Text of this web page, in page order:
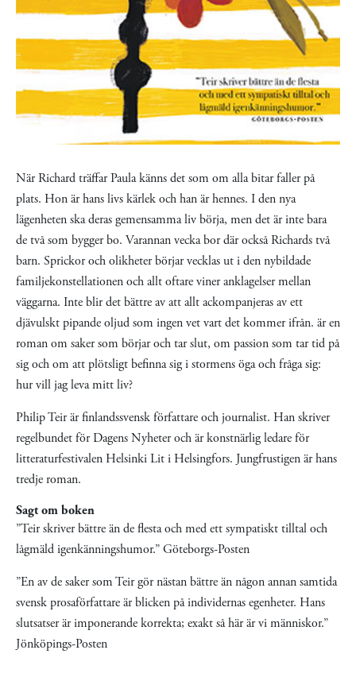
När Richard träffar Paula känns det som om alla bitar faller på
plats. Hon är hans livs kärlek och han är hennes. I den nya
lägenheten ska deras gemensamma liv börja, men det är inte bara
de två som bygger bo. Varannan vecka bor där också Richards två
barn. Sprickor och olikheter börjar vecklas ut i den nybildade
familjekonstellationen och allt oftare viner anklagelser mellan
väggarna. Inte blir det bättre av att allt ackompanjeras av ett
djävulskt pipande oljud som ingen vet vart det kommer ifrån. är en
roman om saker som börjar och tar slut, om passion som tar tid på
sig och om att plötsligt befinna sig i stormens öga och fråga sig:
hur vill jag leva mitt liv?
Philip Teir är finlandssvensk författare och journalist. Han skriver
regelbundet för Dagens Nyheter och är konstnärlig ledare för
litteraturfestivalen Helsinki Lit i Helsingfors. Jungfrustigen är hans
tredje roman.
Sagt om boken
”Teir skriver bättre än de flesta och med ett sympatiskt tilltal och
lågmäld igenkänningshumor.”Göteborgs-Posten
”En av de saker som Teir gör nästan bättre än någon annan samtida
svensk prosaförfattare är blicken på individernas egenheter. Hans
slutsatser är imponerande korrekta; exakt så här är vi människor.”
Jönköpings-Posten